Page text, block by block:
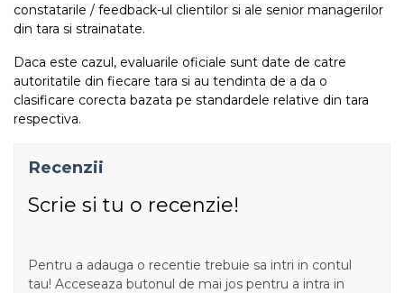
constatarile / feedback-ul clientilor si ale senior managerilor
din tara si strainatate.
Daca este cazul, evaluarile oficiale sunt date de catre
autoritatile din fiecare tara si au tendinta de a da o
clasificare corecta bazata pe standardele relative din tara
respectiva.
Recenzii
Scrie si tu o recenzie!
Pentru a adauga o recentie trebuie sa intri in contul
tau! Acceseaza butonul de mai jos pentru a intra in